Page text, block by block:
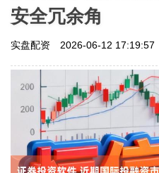
安全冗余角
实盘配资 2026-06-12 17:19:57